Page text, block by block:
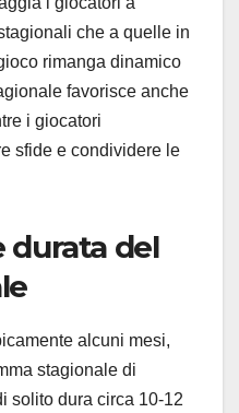
che a quelle in
rimanga dinamico
favorisce anche
i giocatori
sfide e condividere le
durata del
alcuni mesi,
stagionale di
solito dura circa 10-12